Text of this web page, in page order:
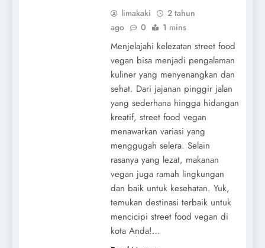
limakaki
2 tahun
ago
0 1 mins
Menjelajahi kelezatan street food
vegan bisa menjadi pengalaman
kuliner yang menyenangkan dan
sehat. Dari jajanan pinggir jalan
yang sederhana hingga hidangan
kreatif, street food vegan
menawarkan variasi yang
menggugah selera. Selain
rasanya yang lezat, makanan
vegan juga ramah lingkungan
dan baik untuk kesehatan. Yuk,
temukan destinasi terbaik untuk
mencicipi street food vegan di
kota Anda!…